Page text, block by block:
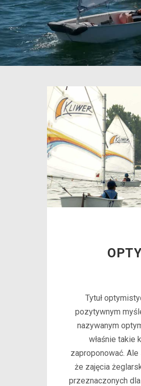
Tytuł
pozytywnym
nazywanym
właśnie takie
zaproponować.
że zajęcia
przeznaczonych